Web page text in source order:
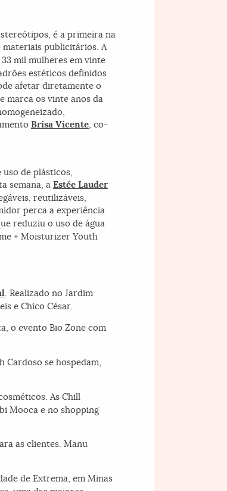
é a primeira na
materiais publicitários. A
33 mil mulheres em vinte
estéticos definidos
afetar diretamente o
marca os vinte anos da
Brisa Vicente, co-
de plásticos,
semana, a Estée Lauder
reutilizáveis,
perca a experiência
reduziu o uso de água
+ Moisturizer Youth
. Realizado no Jardim
e Chico César.
o evento Bio Zone com
Cardoso se hospedam,
As Chill
Mooca e no shopping
as clientes. Manu
de Extrema, em Minas